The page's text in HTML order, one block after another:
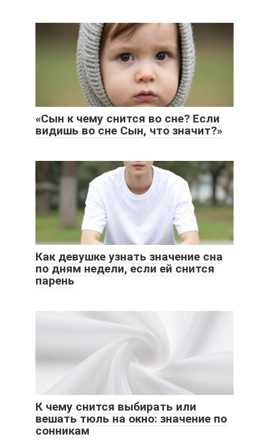
«Сын к чему снится во сне? Если
видишь во сне Сын, что значит?»
Как девушке узнать значение сна
по дням недели, если ей снится
парень
К чему снится выбирать или
вешать тюль на окно: значение по
сонникам